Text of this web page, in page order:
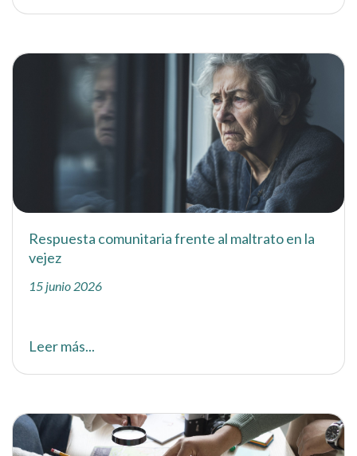
Respuesta comunitaria frente al maltrato en la
vejez
15 junio 2026
Leer más...